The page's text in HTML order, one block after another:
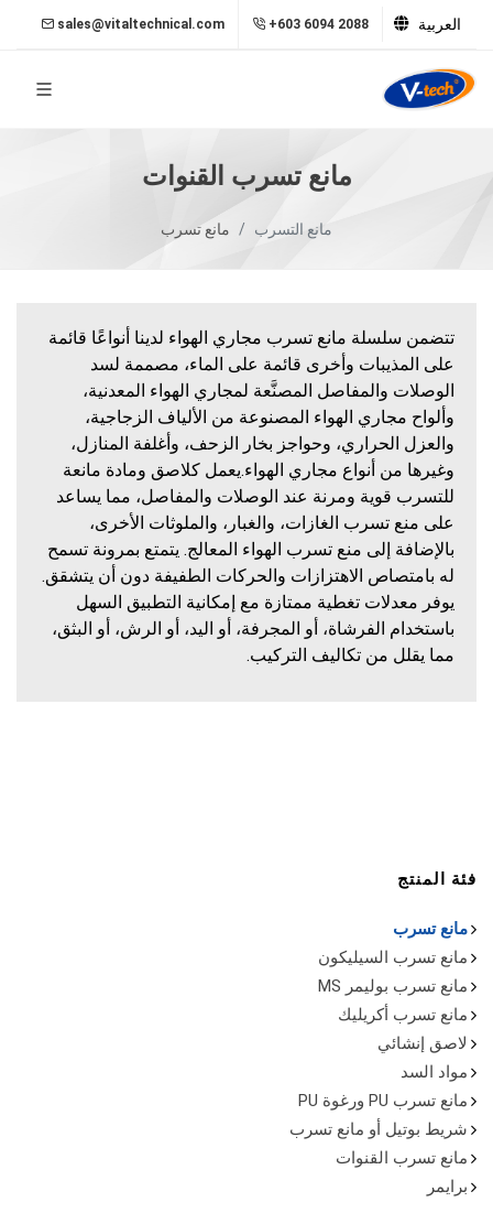
sales@vitaltechnical.com +603 6094 2088 العربية
مانع تسرب القنوات
مانع تسرب مانع التسرب
تتضمن سلسلة مانع تسرب مجاري الهواء لدينا أنواعًا قائمة
على المذيبات وأخرى قائمة على الماء، مصممة لسد
الوصلات والمفاصل المصنَّعة لمجاري الهواء المعدنية،
وألواح مجاري الهواء المصنوعة من الألياف الزجاجية،
والعزل الحراري، وحواجز بخار الزحف، وأغلفة المنازل،
وغيرها من أنواع مجاري الهواء.يعمل كلاصق ومادة مانعة
للتسرب قوية ومرنة عند الوصلات والمفاصل، مما يساعد
على منع تسرب الغازات، والغبار، والملوثات الأخرى،
بالإضافة إلى منع تسرب الهواء المعالج. يتمتع بمرونة تسمح
له بامتصاص الاهتزازات والحركات الطفيفة دون أن يتشقق.
يوفر معدلات تغطية ممتازة مع إمكانية التطبيق السهل
باستخدام الفرشاة، أو المجرفة، أو اليد، أو الرش، أو البثق،
مما يقلل من تكاليف التركيب.
فئة المنتج
مانع تسرب
مانع تسرب السيليكون
مانع تسرب بوليمر MS
مانع تسرب أكريليك
لاصق إنشائي
مواد السد
مانع تسرب PU ورغوة PU
شريط بوتيل أو مانع تسرب
مانع تسرب القنوات
برايمر